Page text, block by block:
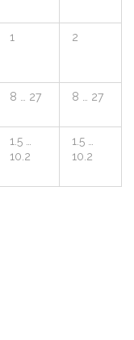
1 2
8 … 27 8 … 27
1.5 …
10.2
1.5 …
10.2